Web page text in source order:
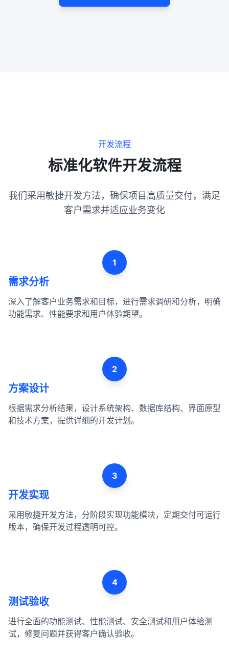
开发流程
标准化软件开发流程
我们采用敏捷开发方法，确保项目高质量交付，满足
客户需求并适应业务变化
需求分析
深入了解客户业务需求和目标，进行需求调研和分析，明确
功能需求、性能要求和用户体验期望。
1
2
方案设计
根据需求分析结果，设计系统架构、数据库结构、界面原型
和技术方案，提供详细的开发计划。
开发实现
采用敏捷开发方法，分阶段实现功能模块，定期交付可运行
版本，确保开发过程透明可控。
3
4
测试验收
进行全面的功能测试、性能测试、安全测试和用户体验测
试，修复问题并获得客户确认验收。